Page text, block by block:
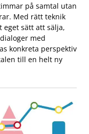
på samtal utan
Med rätt teknik
eget sätt att sälja,
med
konkreta perspektiv
till en helt ny